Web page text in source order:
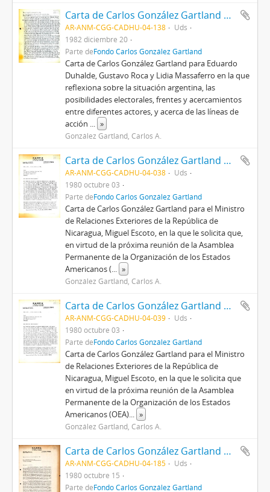
Carta de Carlos González Gartland para Eduardo Duhalde, Gustavo Roca y Lidia Massaferro
AR-ANM-CGG-CADHU-04-138
Uds
1982 diciembre 20
Parte deFondo Carlos González Gartland
Carta de Carlos González Gartland para Eduardo
Duhalde, Gustavo Roca y Lidia Massaferro en la que
reflexiona sobre la situación argentina, las
posibilidades electorales, frentes y acercamientos
entre diferentes actores, y acerca de las líneas de
acción ... »
González Gartland, Carlos A.
Carta de Carlos González Gartland para el Ministro de Relaciones Exteriores de la República de Nicaragua
AR-ANM-CGG-CADHU-04-038
Uds
1980 octubre 03
Parte deFondo Carlos González Gartland
Carta de Carlos González Gartland para el Ministro
de Relaciones Exteriores de la República de
Nicaragua, Miguel Escoto, en la que le solicita que,
en virtud de la próxima reunión de la Asamblea
Permanente de la Organización de los Estados
Americanos (... »
González Gartland, Carlos A.
Carta de Carlos González Gartland para el Ministro de Relaciones Exteriores de la República de Nicaragua, Miguel Escoto
AR-ANM-CGG-CADHU-04-039
Uds
1980 octubre 03
Parte deFondo Carlos González Gartland
Carta de Carlos González Gartland para el Ministro
de Relaciones Exteriores de la República de
Nicaragua, Miguel Escoto, en la que le solicita que
en virtud de la próxima reunión de la Asamblea
Permanente de la Organización de los Estados
Americanos (OEA)... »
González Gartland, Carlos A.
Carta de Carlos González Gartland para la Dirección Nacional del Frente Sandinista de Liberación Nacional
AR-ANM-CGG-CADHU-04-185
Uds
1980 octubre 15
Parte deFondo Carlos González Gartland